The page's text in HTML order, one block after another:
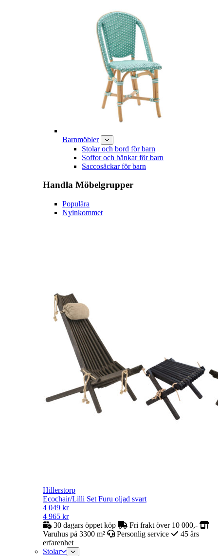
Barnmöbler
Stolar och bord för barn
Soffor och bänkar för barn
Saccosäckar för barn
Handla Möbelgrupper
Populära
Nyinkommet
Hillerstorp
Ecochair/Lilli Set Furu oljad svart
4 049 kr
4 965 kr
30 dagars öppet köp
Fri frakt över 10 000,-
Varuhus på 3300 m²
Personlig service
45 års
erfarenhet
Stolar